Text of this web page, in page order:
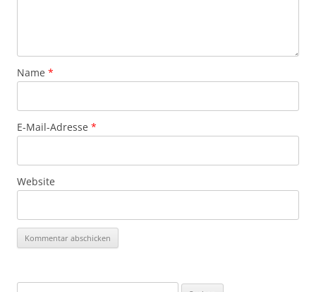
Name *
E-Mail-Adresse *
Website